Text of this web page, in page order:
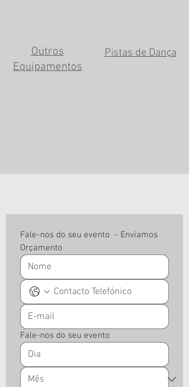
Outros
Equipamentos
Pistas de Dança
Fale-nos do seu evento  - Enviamos
Orçamento
Fale-nos do seu evento